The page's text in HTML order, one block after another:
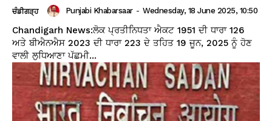
ਚੰਡੀਗੜ੍ਹ Punjabi Khabarsaar - Wednesday, 18 June 2025, 10:50
Chandigarh News:ਲੋਕ ਪ੍ਰਤੀਨਿਧਤਾ ਐਕਟ 1951 ਦੀ ਧਾਰਾ 126
ਅਤੇ ਬੀਐਨਐਸ 2023 ਦੀ ਧਾਰਾ 223 ਦੇ ਤਹਿਤ 19 ਜੂਨ, 2025 ਨੂੰ ਹੋਣ
ਵਾਲੀ ਲੁਧਿਆਣਾ ਪੱਛਮੀ...